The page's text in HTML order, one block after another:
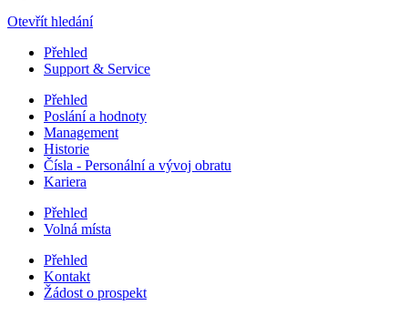
Otevřít hledání
Přehled
Support & Service
Přehled
Poslání a hodnoty
Management
Historie
Čísla - Personální a vývoj obratu
Kariera
Přehled
Volná místa
Přehled
Kontakt
Žádost o prospekt